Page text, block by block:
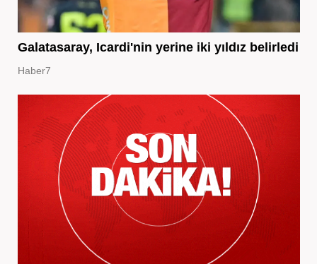
Galatasaray, Icardi'nin yerine iki yıldız belirledi
Haber7